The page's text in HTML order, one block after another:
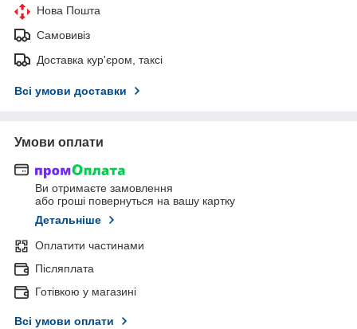
Нова Пошта
Самовивіз
Доставка кур'єром, таксі
Всі умови доставки
Умови оплати
Ви отримаєте замовлення
або гроші повернуться на вашу картку
Детальніше
Оплатити частинами
Післяплата
Готівкою у магазині
Всі умови оплати